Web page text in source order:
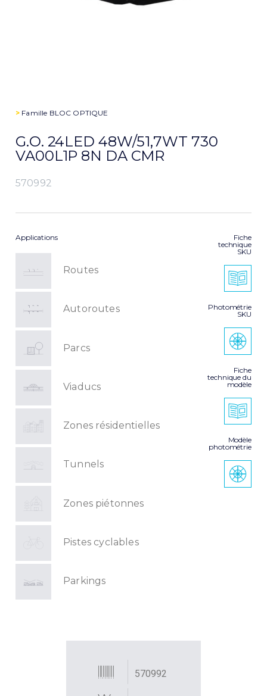
> Famille BLOC OPTIQUE
G.O. 24LED 48W/51,7WT 730
VA00L1P 8N DA CMR
570992
Applications
Routes
Autoroutes
Parcs
Viaducs
Zones résidentielles
Tunnels
Zones piétonnes
Pistes cyclables
Parkings
Fiche
technique
SKU
Photométrie
SKU
Fiche
technique du
modèle
Modèle
photométrie
570992